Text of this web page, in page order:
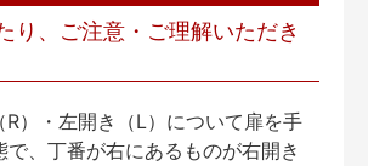
り、ご注意・ご理解いただき
）・左開き（L）について扉を手
で、丁番が右にあるものが右開き